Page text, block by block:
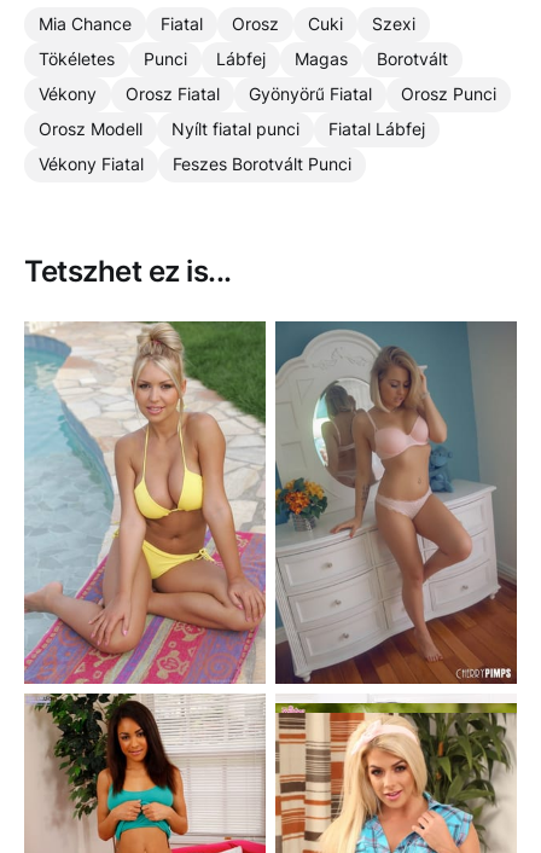
Mia Chance Fiatal Orosz Cuki
Szexi
Tökéletes
Punci Lábfej Magas
Borotvált
Vékony
Orosz Fiatal Gyönyörű Fiatal
Orosz Punci
Orosz Modell
Nyílt fiatal punci
Fiatal Lábfej
Vékony Fiatal
Feszes Borotvált Punci
Tetszhet ez is...